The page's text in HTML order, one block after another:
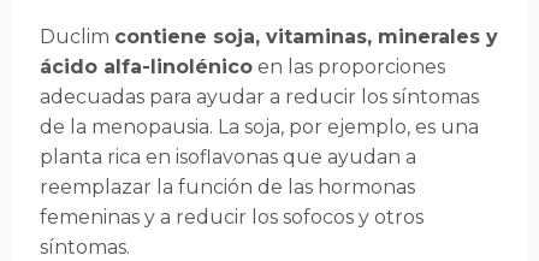
Duclim contiene soja, vitaminas, minerales y
ácido alfa-linolénicoen las proporciones
adecuadas para ayudar a reducir los síntomas
de la menopausia. La soja, por ejemplo, es una
planta rica en isoflavonas que ayudan a
reemplazar la función de las hormonas
femeninas y a reducir los sofocos y otros
síntomas.